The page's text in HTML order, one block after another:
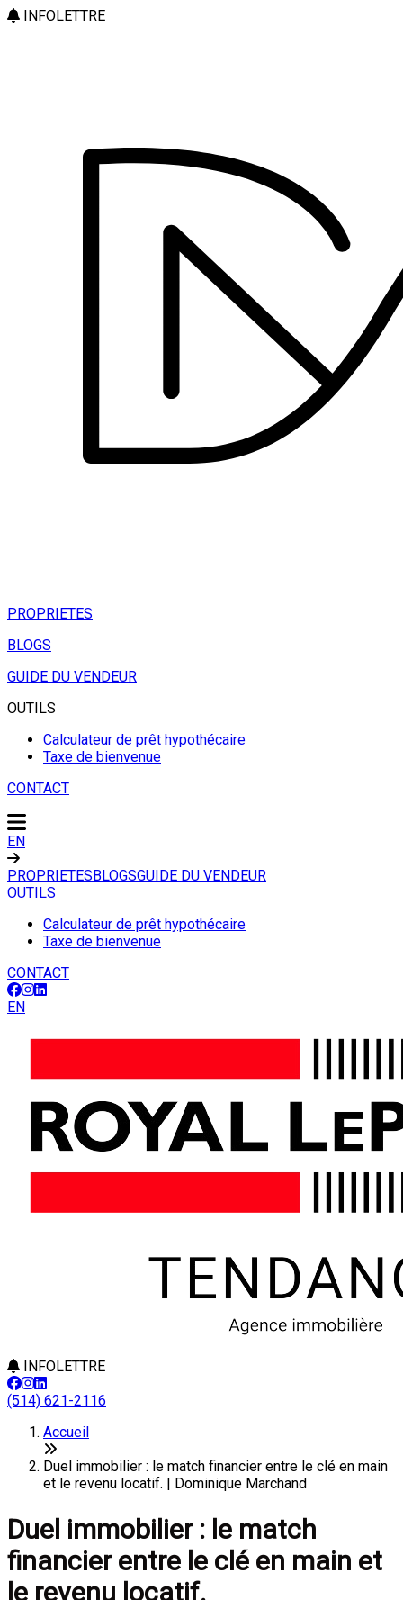
INFOLETTRE
PROPRIETES
BLOGS
GUIDE DU VENDEUR
OUTILS
Calculateur de prêt hypothécaire
Taxe de bienvenue
CONTACT
EN
PROPRIETESBLOGSGUIDE DU VENDEUR
OUTILS
Calculateur de prêt hypothécaire
Taxe de bienvenue
CONTACT
EN
INFOLETTRE
(514) 621-2116
Accueil
Duel immobilier : le match financier entre le clé en main
et le revenu locatif. | Dominique Marchand
Duel immobilier : le match
financier entre le clé en main et
le revenu locatif.